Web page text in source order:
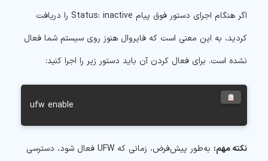
اگر هنگام اجرای دستور فوق پیام Status: inactive را دریافت
کردید، به این معنی است که فایروال هنوز روی سیستم شما فعال
نشده است. برای فعال کردن آن باید دستور زیر را اجرا کنید:
ufw enable
نکته مهم: به‌طور پیش‌فرض، زمانی که UFW فعال شود، دسترسی